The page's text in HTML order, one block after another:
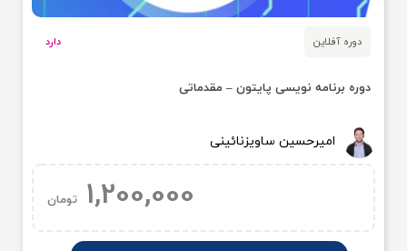
دوره آفلاین دارد
دوره برنامه نویسی پایتون – مقدماتی
امیرحسین ساویزنائینی
1,200,000 تومان